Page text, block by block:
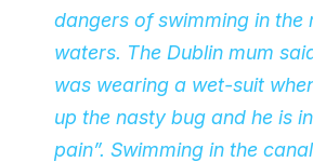
dangers of swimming in the
waters. The Dublin mum
was wearing a wet-suit
up the nasty bug and he is
pain”. Swimming in the